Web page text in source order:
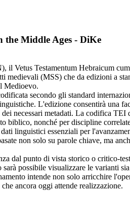
the Middle Ages - DiKe
Vetus Testamentum Hebraicum
(MSS) che da edizioni a
Medioevo.
secondo gli standard
L'edizione consentirà una
necessari metadati. La codifica
biblico, nonché per discipline
linguistici essenziali per
non solo su parole chiave, ma
dal punto di vista storico o critico-
possibile visualizzare le varianti
intende non solo arricchire
ancora oggi attende realizzazione.